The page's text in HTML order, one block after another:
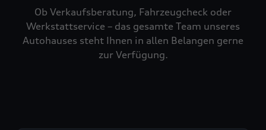
Ob Verkaufsberatung, Fahrzeugcheck oder
Werkstattservice – das gesamte Team unseres
Autohauses steht Ihnen in allen Belangen gerne
zur Verfügung.